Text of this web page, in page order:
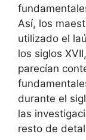
Así, los
utilizado el
los siglos
parecían
durante el
las
resto de